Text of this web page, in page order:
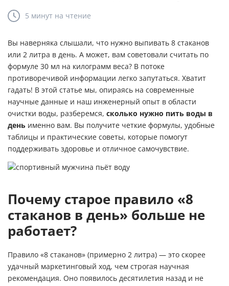
5 минут на чтение
Вы наверняка слышали, что нужно выпивать 8 стаканов
или 2 литра в день. А может, вам советовали считать по
формуле 30 мл на килограмм веса? В потоке
противоречивой информации легко запутаться. Хватит
гадать! В этой статье мы, опираясь на современные
научные данные и наш инженерный опыт в области
очистки воды, разберемся, сколько нужно пить воды в
день именно вам. Вы получите четкие формулы, удобные
таблицы и практические советы, которые помогут
поддерживать здоровье и отличное самочувствие.
Почему старое правило «8
стаканов в день» больше не
работает?
Правило «8 стаканов» (примерно 2 литра) — это скорее
удачный маркетинговый ход, чем строгая научная
рекомендация. Оно появилось десятилетия назад и не